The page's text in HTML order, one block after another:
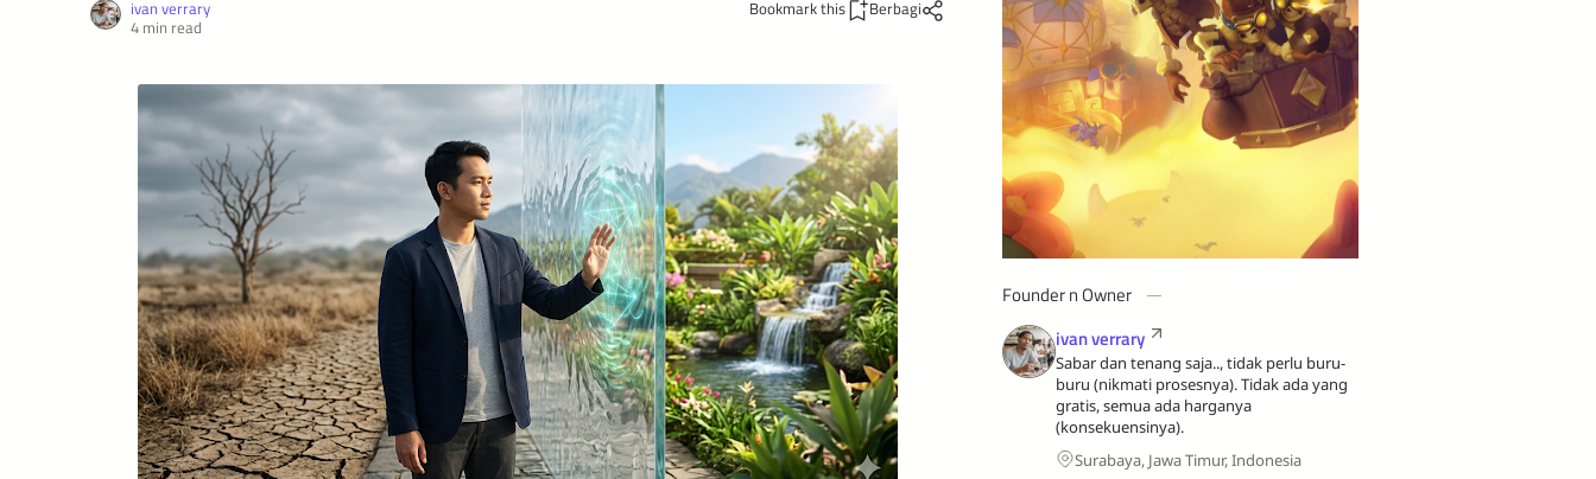
Founder n Owner
ivan verrary
Sabar dan tenang saja.., tidak perlu buru-
buru (nikmati prosesnya). Tidak ada yang
gratis, semua ada harganya
(konsekuensinya).
Surabaya, Jawa Timur, Indonesia